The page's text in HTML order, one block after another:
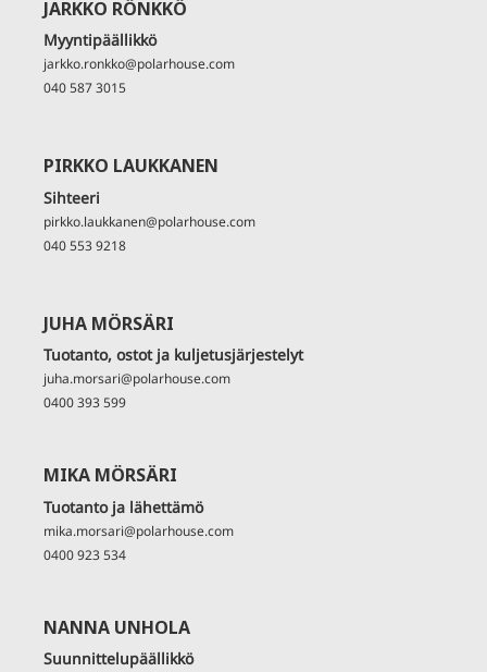
JARKKO RÖNKKÖ
Myyntipäällikkö
jarkko.ronkko@polarhouse.com
040 587 3015
PIRKKO LAUKKANEN
Sihteeri
pirkko.laukkanen@polarhouse.com
040 553 9218
JUHA MÖRSÄRI
Tuotanto, ostot ja kuljetusjärjestelyt
juha.morsari@polarhouse.com
0400 393 599
MIKA MÖRSÄRI
Tuotanto ja lähettämö
mika.morsari@polarhouse.com
0400 923 534
NANNA UNHOLA
Suunnittelupäällikkö